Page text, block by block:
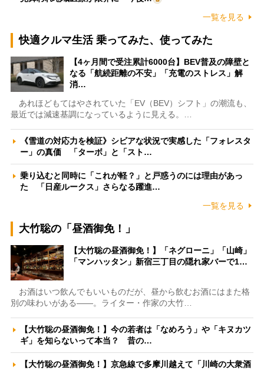
一覧を見る
快適クルマ生活 乗ってみた、使ってみた
【4ヶ月間で受注累計6000台】BEV普及の障壁と
なる「航続距離の不安」「充電のストレス」解
消…
あれほどもてはやされていた「EV（BEV）シフト」の潮流も、
最近では減速基調になっているように見える。…
《雪道の対応力を検証》シビアな状況で実感した「フォレスタ
ー」の真価 「ターボ」と「スト…
乗り込むと同時に「これが軽？」と戸惑うのには理由があっ
た 「日産ルークス」さらなる躍進…
一覧を見る
大竹聡の「昼酒御免！」
【大竹聡の昼酒御免！】「ネグローニ」「山崎」
「マンハッタン」新宿三丁目の隠れ家バーで1…
お酒はいつ飲んでもいいものだが、昼から飲むお酒にはまた格
別の味わいがある――。ライター・作家の大竹…
【大竹聡の昼酒御免！】今の若者は「なめろう」や「キヌカツ
ギ」を知らないって本当？ 昔の…
【大竹聡の昼酒御免！】京急線で多摩川越えて「川崎の大衆酒